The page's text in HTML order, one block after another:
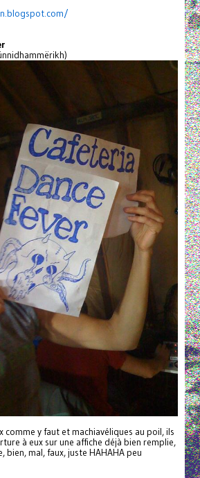
blogspot.com/
comme y faut et machiavéliques au poil, ils
à eux sur une affiche déjà bien remplie,
bien, mal, faux, juste HAHAHA peu